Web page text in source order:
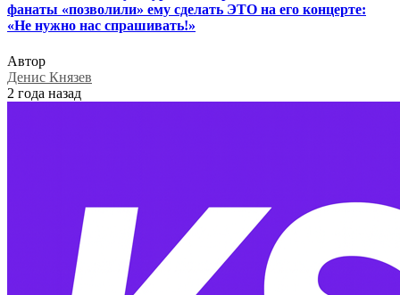
фанаты «позволили» ему сделать ЭТО на его концерте:
«Не нужно нас спрашивать!»
Автор
Денис Князев
2 года назад